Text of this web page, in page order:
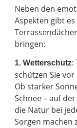
Neben den
Aspekten gibt
bringen:
1. Wetterschutz:
schützen Sie
Ob starker
Schnee – auf
die Natur bei
Sorgen machen